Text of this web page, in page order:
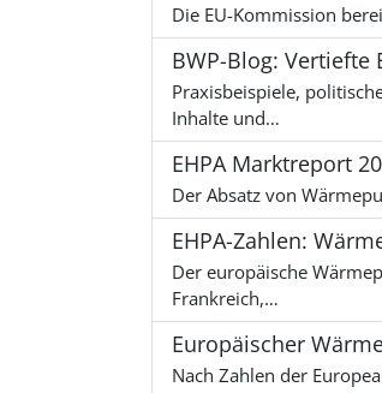
Die EU-Kommission
BWP-Blog:
Praxisbeispiele,
Inhalte und…
EHPA Marktreport
Der Absatz von
EHPA-Zahlen:
Der europäische
Frankreich,…
Europäischer
Nach Zahlen der